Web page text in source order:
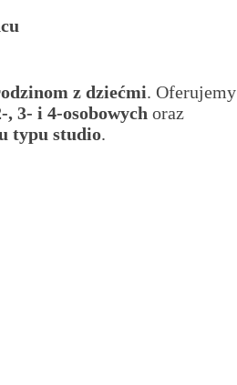
z dziećmi. Oferujemy
, 3- i 4-osobowych oraz
typu studio.